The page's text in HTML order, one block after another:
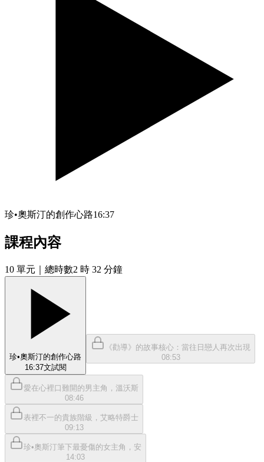
珍•奧斯汀的創作心路16:37
課程內容
10 單元 ｜總時數2 時 32 分鐘
珍•奧斯汀的創作心路
16:37文試閱
《勸導》的故事核心：當往日戀人再次出現
08:53
愛在心裡口難開的男主角，溫沃斯
08:46
表裡不一的貴族階級，艾略特爵士
09:13
珍•奧斯汀筆下最憂傷的女主角，安
14:03